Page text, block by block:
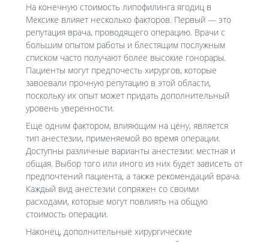
На конечную стоимость липофилинга ягодиц в
Мексике влияет несколько факторов. Первый — это
репутация врача, проводящего операцию. Врачи с
большим опытом работы и блестящим послужным
списком часто получают более высокие гонорары.
Пациенты могут предпочесть хирургов, которые
завоевали прочную репутацию в этой области,
поскольку их опыт может придать дополнительный
уровень уверенности.
Еще одним фактором, влияющим на цену, является
тип анестезии, применяемой во время операции.
Доступны различные варианты анестезии: местная и
общая. Выбор того или иного из них будет зависеть от
предпочтений пациента, а также рекомендаций врача.
Каждый вид анестезии сопряжен со своими
расходами, которые могут повлиять на общую
стоимость операции.
Наконец, дополнительные хирургические